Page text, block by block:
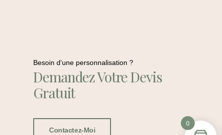
Besoin d'une personnalisation ?
Demandez Votre Devis
Gratuit
Contactez-Moi
0